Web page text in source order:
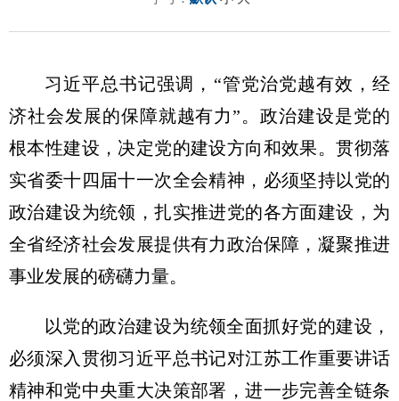
习近平总书记强调，“管党治党越有效，经
济社会发展的保障就越有力”。政治建设是党的
根本性建设，决定党的建设方向和效果。贯彻落
实省委十四届十一次全会精神，必须坚持以党的
政治建设为统领，扎实推进党的各方面建设，为
全省经济社会发展提供有力政治保障，凝聚推进
事业发展的磅礴力量。
以党的政治建设为统领全面抓好党的建设，
必须深入贯彻习近平总书记对江苏工作重要讲话
精神和党中央重大决策部署，进一步完善全链条